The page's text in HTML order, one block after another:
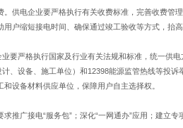
。供电企业要严格执行有关收费标准，完善收费管
户缩短接电时间、确保通过竣工验收等方式，抬高
业要严格执行国家及行业有关法规和标准，统一供
计、设备、施工单位）和12398能源监管热线等投
设备材料供应单位，保障用户自主选择权。
推广接电“服务包”；深化“一网通办”应用；建立专